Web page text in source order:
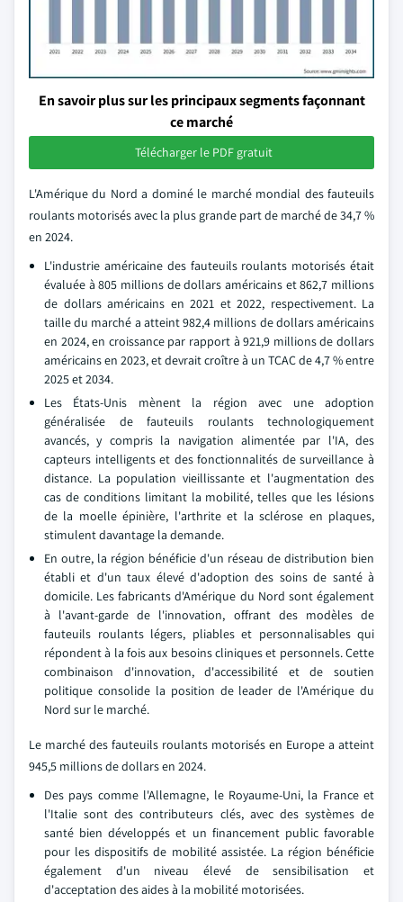
En savoir plus sur les principaux segments façonnant
ce marché
Télécharger le PDF gratuit
L'Amérique du Nord a dominé le marché mondial des fauteuils
roulants motorisés avec la plus grande part de marché de 34,7 %
en 2024.
L'industrie américaine des fauteuils roulants motorisés était
évaluée à 805 millions de dollars américains et 862,7 millions
de dollars américains en 2021 et 2022, respectivement. La
taille du marché a atteint 982,4 millions de dollars américains
en 2024, en croissance par rapport à 921,9 millions de dollars
américains en 2023, et devrait croître à un TCAC de 4,7 % entre
2025 et 2034.
Les États-Unis mènent la région avec une adoption
généralisée de fauteuils roulants technologiquement
avancés, y compris la navigation alimentée par l'IA, des
capteurs intelligents et des fonctionnalités de surveillance à
distance. La population vieillissante et l'augmentation des
cas de conditions limitant la mobilité, telles que les lésions
de la moelle épinière, l'arthrite et la sclérose en plaques,
stimulent davantage la demande.
En outre, la région bénéficie d'un réseau de distribution bien
établi et d'un taux élevé d'adoption des soins de santé à
domicile. Les fabricants d'Amérique du Nord sont également
à l'avant-garde de l'innovation, offrant des modèles de
fauteuils roulants légers, pliables et personnalisables qui
répondent à la fois aux besoins cliniques et personnels. Cette
combinaison d'innovation, d'accessibilité et de soutien
politique consolide la position de leader de l'Amérique du
Nord sur le marché.
Le marché des fauteuils roulants motorisés en Europe a atteint
945,5 millions de dollars en 2024.
Des pays comme l'Allemagne, le Royaume-Uni, la France et
l'Italie sont des contributeurs clés, avec des systèmes de
santé bien développés et un financement public favorable
pour les dispositifs de mobilité assistée. La région bénéficie
également d'un niveau élevé de sensibilisation et
d'acceptation des aides à la mobilité motorisées.